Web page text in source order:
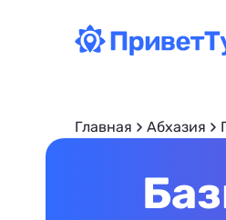
Главная Абхазия